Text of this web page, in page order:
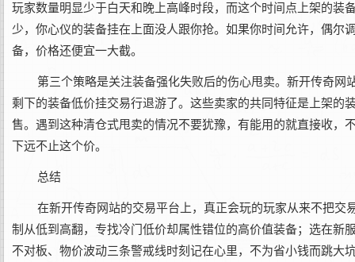
玩家数量明显少于白天和晚上高峰时段，而这个时间点上架的装
少，你心仪的装备挂在上面没人跟你抢。如果你时间允许，偶
备，价格还便宜一大截。
第三个策略是关注装备强化失败后的伤心甩卖。新开传奇
剩下的装备低价挂交易行退游了。这些卖家的共同特征是上架的
售。遇到这种清仓式甩卖的情况不要犹豫，有能用的就直接收
下远不止这个价。
总结
在新开传奇网站的交易平台上，真正会玩的玩家从来不把
制从低到高翻，专找冷门低价却属性错位的高价值装备；选在新
不对板、物价波动三条警戒线时刻记在心里，不为省小钱而跳